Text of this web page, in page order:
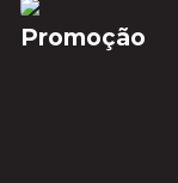
Promoção